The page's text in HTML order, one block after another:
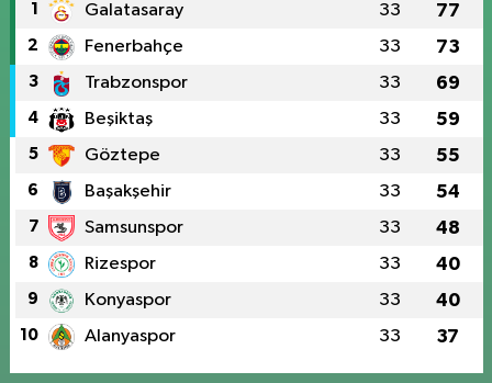
1 Galatasaray 33 77
2 Fenerbahçe 33 73
3 Trabzonspor 33 69
4 Beşiktaş 33 59
5 Göztepe 33 55
6 Başakşehir 33 54
7 Samsunspor 33 48
8 Rizespor 33 40
9 Konyaspor 33 40
10 Alanyaspor 33 37